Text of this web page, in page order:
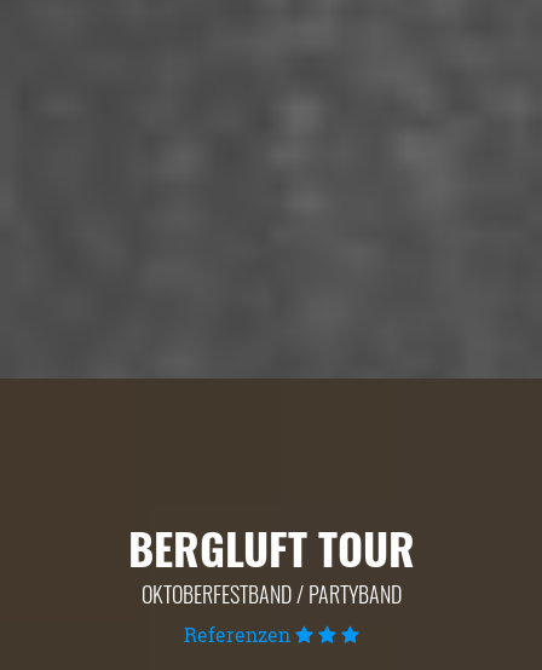
BERGLUFT TOUR
OKTOBERFESTBAND / PARTYBAND
Referenzen